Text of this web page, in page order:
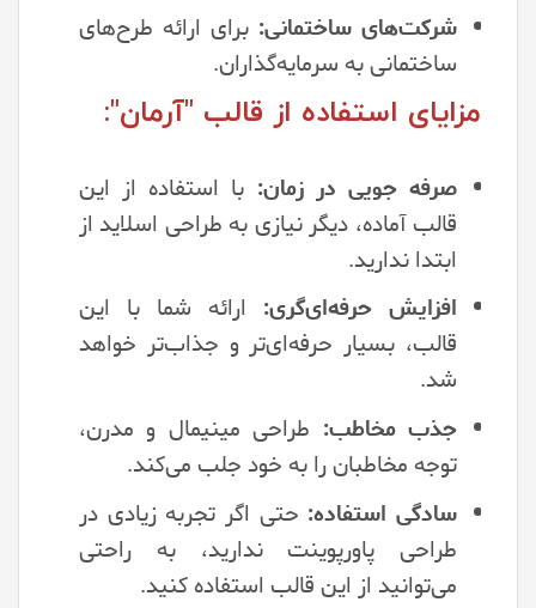
شرکت‌های ساختمانی: برای ارائه طرح‌های
ساختمانی به سرمایه‌گذاران.
مزایای استفاده از قالب "آرمان":
صرفه جویی در زمان: با استفاده از این
قالب آماده، دیگر نیازی به طراحی اسلاید از
ابتدا ندارید.
افزایش حرفه‌ای‌گری: ارائه شما با این
قالب، بسیار حرفه‌ای‌تر و جذاب‌تر خواهد
شد.
جذب مخاطب: طراحی مینیمال و مدرن،
توجه مخاطبان را به خود جلب می‌کند.
سادگی استفاده: حتی اگر تجربه زیادی در
طراحی پاورپوینت ندارید، به راحتی
می‌توانید از این قالب استفاده کنید.